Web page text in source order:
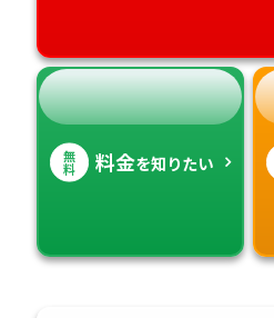
無
料 料金を知りたい